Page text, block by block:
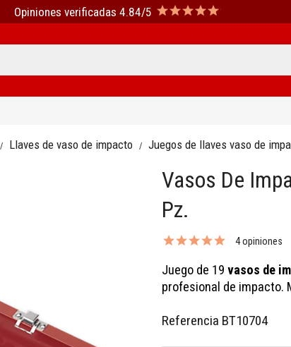
Opiniones verificadas 4.84/5
Llaves de vaso de impacto Juegos de llaves vaso de
Vasos De
Pz.
4 opiniones
Juego de 19 vasos de
profesional de impacto.
Referencia BT10704